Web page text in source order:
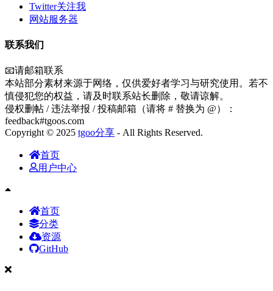
Twitter关注我
网站服务器
联系我们
📧请邮箱联系
本站部分素材来源于网络，仅供爱好者学习与研究使用。若不
慎侵犯您的权益，请及时联系站长删除，敬请谅解。
侵权删帖 / 违法举报 / 投稿邮箱（请将 # 替换为 @）：
feedback#tgoos.com
Copyright © 2025 tgoo分享 - All Rights Reserved.
首页
用户中心
首页
分类
资源
GitHub